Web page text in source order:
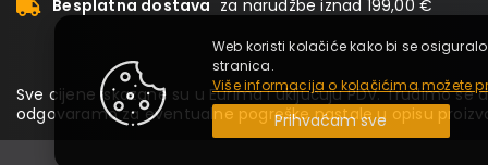
Besplatna dostava za narudžbe iznad 199,00 €
Sve cijene iskazane su u Eurima i uključuju PDV. Trudimo
odgovaramo za eventualne pogreške nastale u opisu
Web koristi kolačiće kako bi se
stranica.
Više informacija o kolačićima možete
Prihvaćam sve